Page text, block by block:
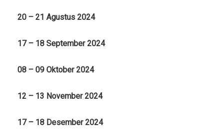
20 – 21 Agustus 2024
17 – 18 September 2024
08 – 09 Oktober 2024
12 – 13 November 2024
17 – 18 Desember 2024